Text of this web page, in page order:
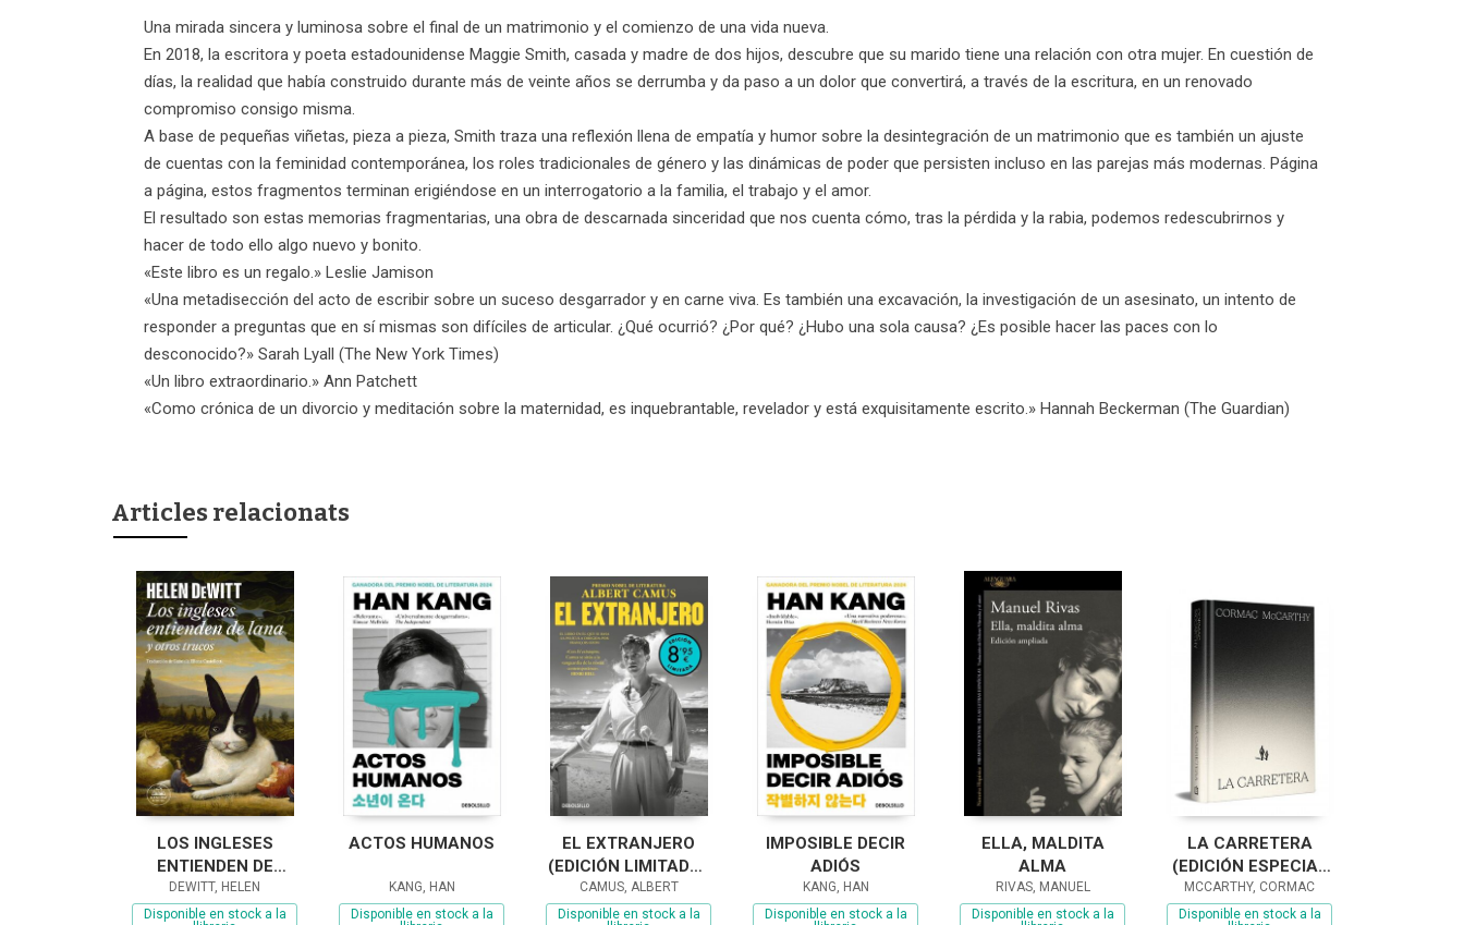
Una mirada sincera y luminosa sobre el final de un matrimonio y el comienzo de una vida nueva.
En 2018, la escritora y poeta estadounidense Maggie Smith, casada y madre de dos hijos, descubre que su marido tiene una relación con otra mujer. En cuestión de
días, la realidad que había construido durante más de veinte años se derrumba y da paso a un dolor que convertirá, a través de la escritura, en un renovado
compromiso consigo misma.
A base de pequeñas viñetas, pieza a pieza, Smith traza una reflexión llena de empatía y humor sobre la desintegración de un matrimonio que es también un ajuste
de cuentas con la feminidad contemporánea, los roles tradicionales de género y las dinámicas de poder que persisten incluso en las parejas más modernas. Página
a página, estos fragmentos terminan erigiéndose en un interrogatorio a la familia, el trabajo y el amor.
El resultado son estas memorias fragmentarias, una obra de descarnada sinceridad que nos cuenta cómo, tras la pérdida y la rabia, podemos redescubrirnos y
hacer de todo ello algo nuevo y bonito.
«Este libro es un regalo.» Leslie Jamison
«Una metadisección del acto de escribir sobre un suceso desgarrador y en carne viva. Es también una excavación, la investigación de un asesinato, un intento de
responder a preguntas que en sí mismas son difíciles de articular. ¿Qué ocurrió? ¿Por qué? ¿Hubo una sola causa? ¿Es posible hacer las paces con lo
desconocido?» Sarah Lyall (The New York Times)
«Un libro extraordinario.» Ann Patchett
«Como crónica de un divorcio y meditación sobre la maternidad, es inquebrantable, revelador y está exquisitamente escrito.» Hannah Beckerman (The Guardian)
Articles relacionats
LOS INGLESES
ENTIENDEN DE
LANA (Y OTROS
TRUCOS)
DEWITT, HELEN
Disponible en stock a la
ACTOS HUMANOS
KANG, HAN
Disponible en stock a la
EL EXTRANJERO
(EDICIÓN LIMITADA ·
VERANO)
CAMUS, ALBERT
Disponible en stock a la
IMPOSIBLE DECIR
ADIÓS
KANG, HAN
Disponible en stock a la
ELLA, MALDITA
ALMA
RIVAS, MANUEL
Disponible en stock a la
LA CARRETERA
(EDICIÓN ESPECIAL
EN TAPA DURA)
MCCARTHY, CORMAC
Disponible en stock a la